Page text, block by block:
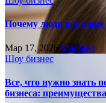
Почему люди всё чаще
Мар 17, 2026Margaret
Шоу бизнес
Все, что нужно знать
бизнеса: